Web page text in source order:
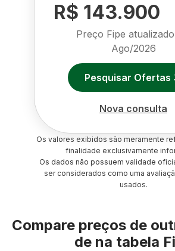
R$ 143.900
Preço Fipe
Ago/2026
Pesquisar Ofertas
Nova consulta
Os valores exibidos são meramente
finalidade exclusivamente
Os dados não possuem validade
ser considerados como uma
usados.
Compare preços de
de na tabela